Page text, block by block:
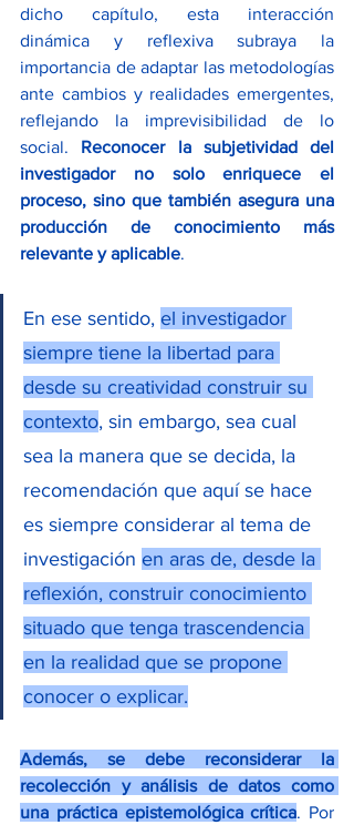
dicho capítulo, esta interacción
dinámica y reflexiva subraya la
importancia de adaptar las metodologías
ante cambios y realidades emergentes,
reflejando la imprevisibilidad de lo
social. Reconocer la subjetividad del
investigador no solo enriquece el
proceso, sino que también asegura una
producción de conocimiento más
relevante y aplicable.
En ese sentido, el investigador
siempre tiene la libertad para
desde su creatividad construir su
contexto, sin embargo, sea cual
sea la manera que se decida, la
recomendación que aquí se hace
es siempre considerar al tema de
investigación en aras de, desde la
reflexión, construir conocimiento
situado que tenga trascendencia
en la realidad que se propone
conocer o explicar.
Además, se debe reconsiderar la
recolección y análisis de datos como
una práctica epistemológica crítica. Por